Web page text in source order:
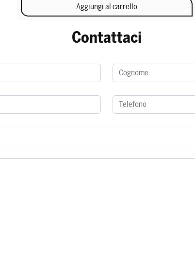
Aggiungi al carrello
Contattaci